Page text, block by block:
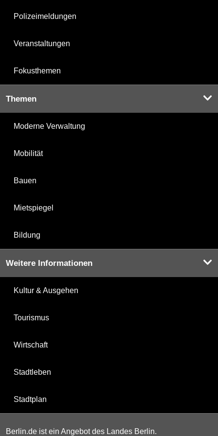
Polizeimeldungen
Veranstaltungen
Fokusthemen
Themen
Moderne Verwaltung
Mobilität
Bauen
Mietspiegel
Bildung
Weitere Informationen
Kultur & Ausgehen
Tourismus
Wirtschaft
Stadtleben
Stadtplan
Berlin.de ist ein Angebot des Landes Berlin.